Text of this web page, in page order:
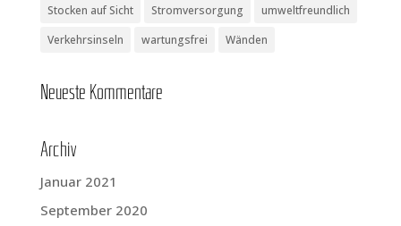
Stocken auf Sicht
Stromversorgung
umweltfreundlich
Verkehrsinseln
wartungsfrei Wänden
Neu­es­te Kommentare
Archiv
Januar 2021
September 2020